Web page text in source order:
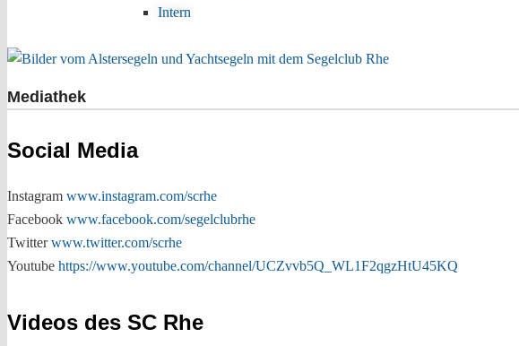
Intern
Mediathek
Social Media
Instagram www.instagram.com/scrhe
Facebook www.facebook.com/segelclubrhe
Twitterwww.twitter.com/scrhe
Youtube https://www.youtube.com/channel/UCZvvb5Q_WL1F2qgzHtU45KQ
Videos des SC Rhe